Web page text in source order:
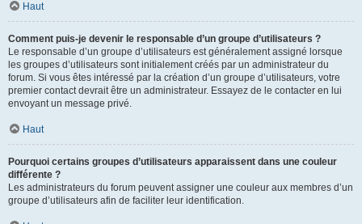
Haut
Comment puis-je devenir le responsable d’un groupe d’utilisateurs ?
Le responsable d’un groupe d’utilisateurs est généralement assigné lorsque
les groupes d’utilisateurs sont initialement créés par un administrateur du
forum. Si vous êtes intéressé par la création d’un groupe d’utilisateurs, votre
premier contact devrait être un administrateur. Essayez de le contacter en lui
envoyant un message privé.
Haut
Pourquoi certains groupes d’utilisateurs apparaissent dans une couleur
différente ?
Les administrateurs du forum peuvent assigner une couleur aux membres d’un
groupe d’utilisateurs afin de faciliter leur identification.